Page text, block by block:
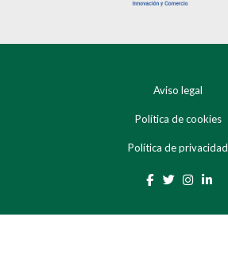
Aviso legal
Política de cookies
Política de privacidad